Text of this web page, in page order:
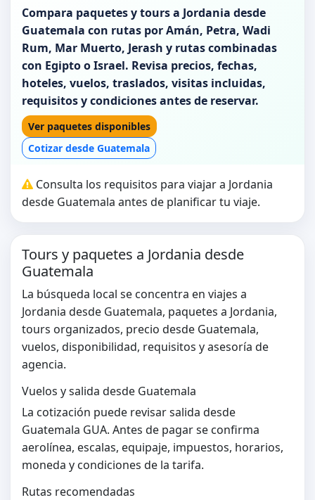
Compara paquetes y tours a Jordania desde
Guatemala con rutas por Amán, Petra, Wadi
Rum, Mar Muerto, Jerash y rutas combinadas
con Egipto o Israel. Revisa precios, fechas,
hoteles, vuelos, traslados, visitas incluidas,
requisitos y condiciones antes de reservar.
Ver paquetes disponibles
Cotizar desde Guatemala
Consulta los requisitos para viajar a Jordania
desde Guatemala antes de planificar tu viaje.
Tours y paquetes a Jordania desde
Guatemala
La búsqueda local se concentra en viajes a
Jordania desde Guatemala, paquetes a Jordania,
tours organizados, precio desde Guatemala,
vuelos, disponibilidad, requisitos y asesoría de
agencia.
Vuelos y salida desde Guatemala
La cotización puede revisar salida desde
Guatemala GUA. Antes de pagar se confirma
aerolínea, escalas, equipaje, impuestos, horarios,
moneda y condiciones de la tarifa.
Rutas recomendadas